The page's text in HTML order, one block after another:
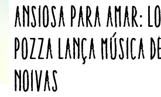
Ansiosa para Amar:
Pozza lança música
noivas